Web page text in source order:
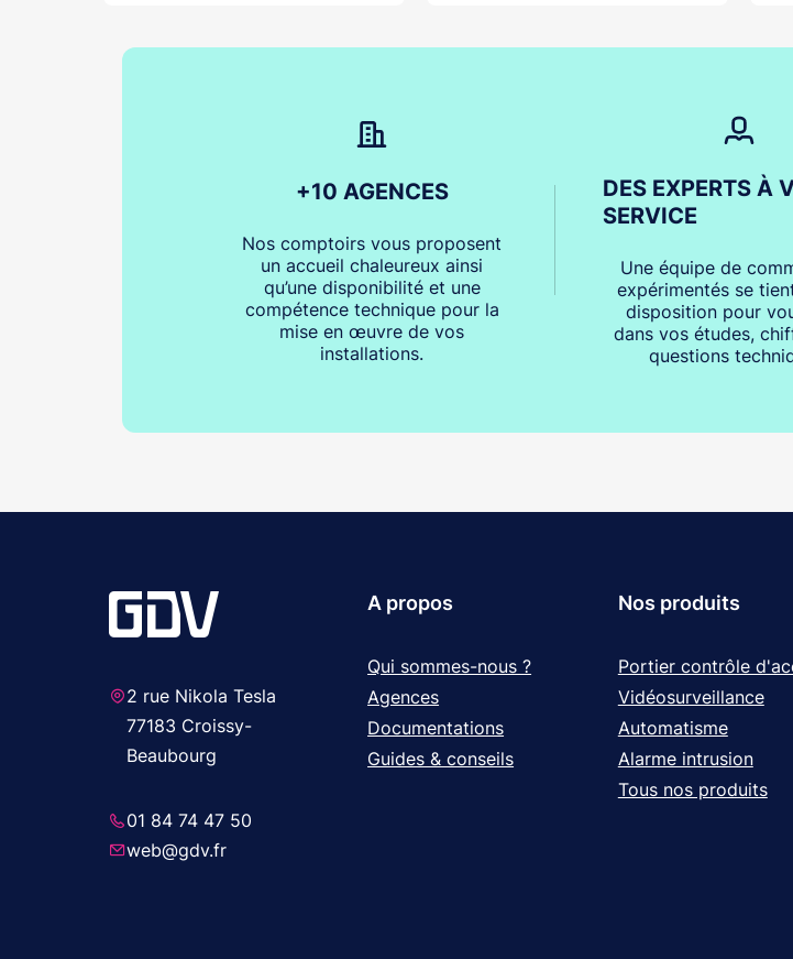
+10 AGENCES
Nos comptoirs vous proposent
un accueil chaleureux ainsi
qu’une disponibilité et une
compétence technique pour la
mise en œuvre de vos
installations.
DES EXPERTS À
SERVICE
Une équipe de
expérimentés se
disposition pour
dans vos études,
questions
2 rue Nikola Tesla
77183 Croissy-
Beaubourg
01 84 74 47 50
web@gdv.fr
A propos
Qui sommes-nous ?
Agences
Documentations
Guides & conseils
Nos produits
Portier contrôle
Vidéosurveillance
Automatisme
Alarme intrusion
Tous nos produits